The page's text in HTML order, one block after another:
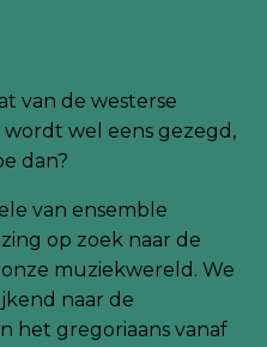
van de westerse
wel eens gezegd,
dan?
van ensemble
op zoek naar de
muziekwereld. We
naar de
het gregoriaans vanaf